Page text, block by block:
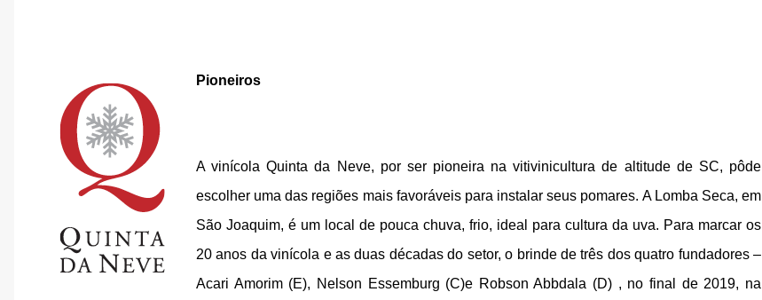
Pioneiros
A vinícola Quinta da Neve, por ser pioneira na vitivinicultura de altitude de SC, pôde
escolher uma das regiões mais favoráveis para instalar seus pomares. A Lomba Seca, em
São Joaquim, é um local de pouca chuva, frio, ideal para cultura da uva. Para marcar os
20 anos da vinícola e as duas décadas do setor, o brinde de três dos quatro fundadores –
Acari Amorim (E), Nelson Essemburg (C)e Robson Abbdala (D) , no final de 2019, na